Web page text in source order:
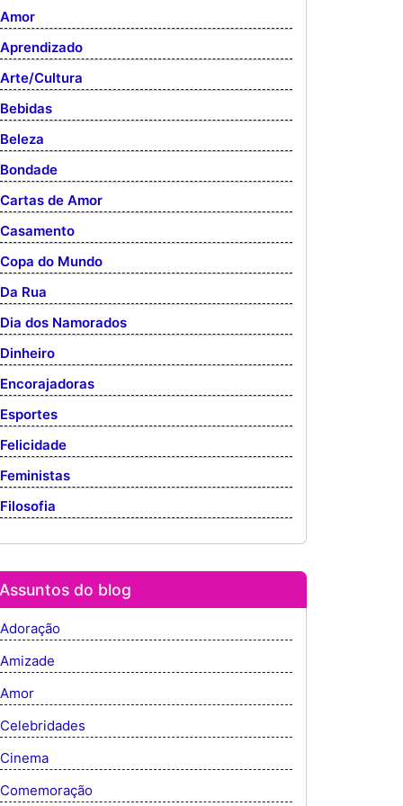
Amor
Aprendizado
Arte/Cultura
Bebidas
Beleza
Bondade
Cartas de Amor
Casamento
Copa do Mundo
Da Rua
Dia dos Namorados
Dinheiro
Encorajadoras
Esportes
Felicidade
Feministas
Filosofia
Assuntos do blog
Adoração
Amizade
Amor
Celebridades
Cinema
Comemoração